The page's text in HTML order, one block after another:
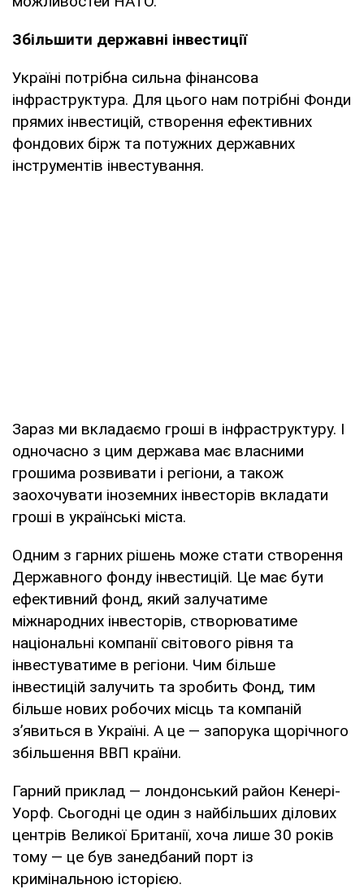
Збільшити державні інвестиції
Україні потрібна сильна фінансова
інфраструктура. Для цього нам потрібні Фонди
прямих інвестицій, створення ефективних
фондових бірж та потужних державних
інструментів інвестування.
Зараз ми вкладаємо гроші в інфраструктуру. І
одночасно з цим держава має власними
грошима розвивати і регіони, а також
заохочувати іноземних інвесторів вкладати
гроші в українські міста.
Одним з гарних рішень може стати створення
Державного фонду інвестицій. Це має бути
ефективний фонд, який залучатиме
міжнародних інвесторів, створюватиме
національні компанії світового рівня та
інвестуватиме в регіони. Чим більше
інвестицій залучить та зробить Фонд, тим
більше нових робочих місць та компаній
з’явиться в Україні. А це — запорука щорічного
збільшення ВВП країни.
Гарний приклад — лондонський район Кенері-
Уорф. Сьогодні це один з найбільших ділових
центрів Великої Британії, хоча лише 30 років
тому — це був занедбаний порт із
кримінальною історією.